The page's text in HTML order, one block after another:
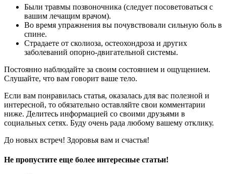
Были травмы позвоночника (следует посоветоваться с
вашим лечащим врачом).
Во время упражнения вы почувствовали сильную боль в
спине.
Страдаете от сколиоза, остеохондроза и других
заболеваний опорно-двигательной системы.
Постоянно наблюдайте за своим состоянием и ощущением.
Слушайте, что вам говорит ваше тело.
Если вам понравилась статья, оказалась для вас полезной и
интересной, то обязательно оставляйте свои комментарии
ниже. Делитесь информацией со своими друзьями в
социальных сетях. Буду очень рада любому вашему отклику.
До новых встреч! Здоровья вам и счастья!
Не пропустите еще более интересные статьи!